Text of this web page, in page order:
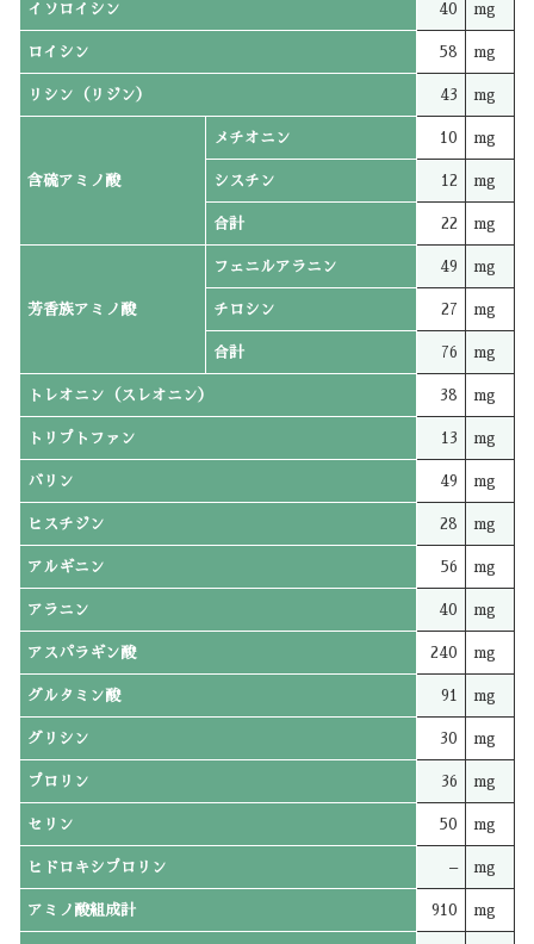
イソロイシン 40 mg
ロイシン 58 mg
リシン（リジン） 43 mg
含硫アミノ酸
メチオニン 10 mg
シスチン 12 mg
合計 22 mg
芳香族アミノ酸
フェニルアラニン 49 mg
チロシン 27 mg
合計 76 mg
トレオニン（スレオニン） 38 mg
トリプトファン 13 mg
バリン 49 mg
ヒスチジン 28 mg
アルギニン 56 mg
アラニン 40 mg
アスパラギン酸 240 mg
グルタミン酸 91 mg
グリシン 30 mg
プロリン 36 mg
セリン 50 mg
ヒドロキシプロリン – mg
アミノ酸組成計 910 mg